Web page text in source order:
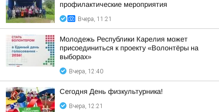
профилактические мероприятия
Вчера, 11:21
Молодежь Республики Карелия может
присоединиться к проекту «Волонтёры на
выборах»
Вчера, 12:40
Сегодня День физкультурника!
Вчера, 12:21